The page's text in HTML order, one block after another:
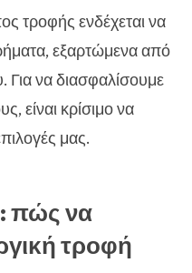
τροφής ενδέχεται να
εξαρτώμενα από
Για να διασφαλίσουμε
είναι κρίσιμο να
μας.
πώς να
τροφή